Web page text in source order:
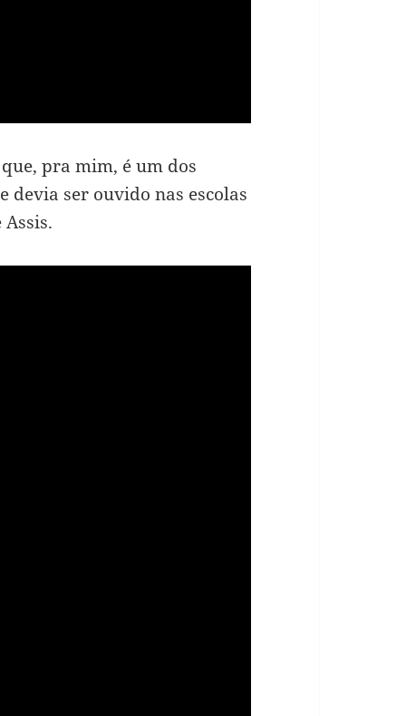
pra mim, é um dos
devia ser ouvido nas escolas